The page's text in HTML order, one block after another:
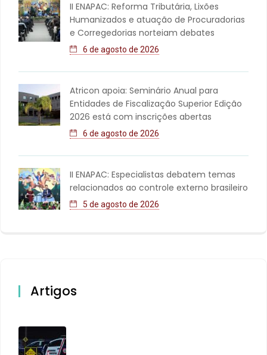
II ENAPAC: Reforma Tributária, Lixões
Humanizados e atuação de Procuradorias
e Corregedorias norteiam debates
6 de agosto de 2026
Atricon apoia: Seminário Anual para
Entidades de Fiscalização Superior Edição
2026 está com inscrições abertas
6 de agosto de 2026
II ENAPAC: Especialistas debatem temas
relacionados ao controle externo brasileiro
5 de agosto de 2026
Artigos